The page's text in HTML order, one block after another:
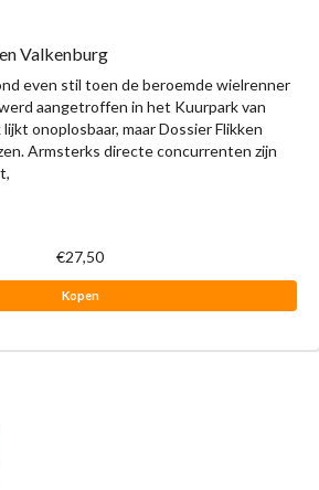
Valkenburg
even stil toen de beroemde wielrenner
aangetroffen in het Kuurpark van
onoplosbaar, maar Dossier Flikken
Armsterks directe concurrenten zijn
€27,50
Kopen